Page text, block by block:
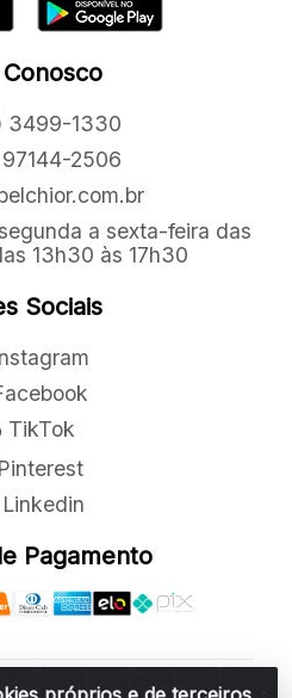
3499-1330
97144-2506
a sexta-feira das
13h30 às 17h30
Sociais
TikTok
Pinterest
Linkedin
Pagamento